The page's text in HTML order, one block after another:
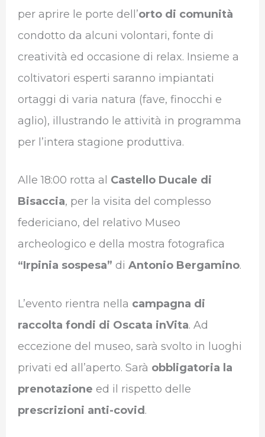
per aprire le porte dell’orto di comunità
condotto da alcuni volontari, fonte di
creatività ed occasione di relax. Insieme a
coltivatori esperti saranno impiantati
ortaggi di varia natura (fave, finocchi e
aglio), illustrando le attività in programma
per l’intera stagione produttiva.
Alle 18:00 rotta al Castello Ducale di
Bisaccia, per la visita del complesso
federiciano, del relativo Museo
archeologico e della mostra fotografica
“Irpinia sospesa” di Antonio Bergamino.
L’evento rientra nella campagna di
raccolta fondi di Oscata inVita. Ad
eccezione del museo, sarà svolto in luoghi
privati ed all’aperto. Sarà obbligatoria la
prenotazione ed il rispetto delle
prescrizioni anti-covid .